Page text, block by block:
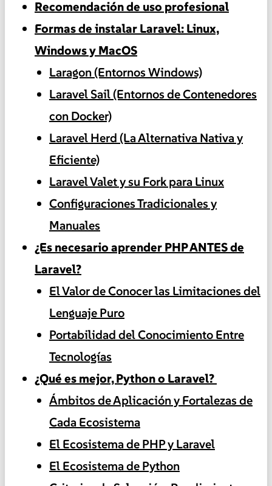
Recomendación de uso profesional
Formas de instalar Laravel: Linux,
Windows y MacOS
Laragon (Entornos Windows)
Laravel Sail (Entornos de Contenedores
con Docker)
Laravel Herd (La Alternativa Nativa y
Eficiente)
Laravel Valet y su Fork para Linux
Configuraciones Tradicionales y
Manuales
¿Es necesario aprender PHP ANTES de
Laravel?
El Valor de Conocer las Limitaciones del
Lenguaje Puro
Portabilidad del Conocimiento Entre
Tecnologías
¿Qué es mejor, Python o Laravel?
Ámbitos de Aplicación y Fortalezas de
Cada Ecosistema
El Ecosistema de PHP y Laravel
El Ecosistema de Python